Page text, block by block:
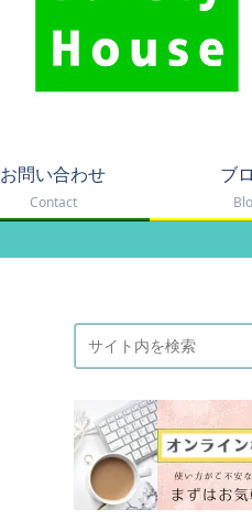
お問い合わせ
Contact
ブ